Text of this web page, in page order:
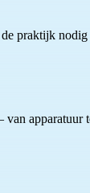
praktijk